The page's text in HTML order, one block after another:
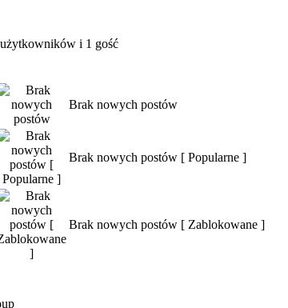
i 1 gość
Brak nowych postów
Brak nowych postów [ Popularne ]
Brak nowych postów [ Zablokowane ]